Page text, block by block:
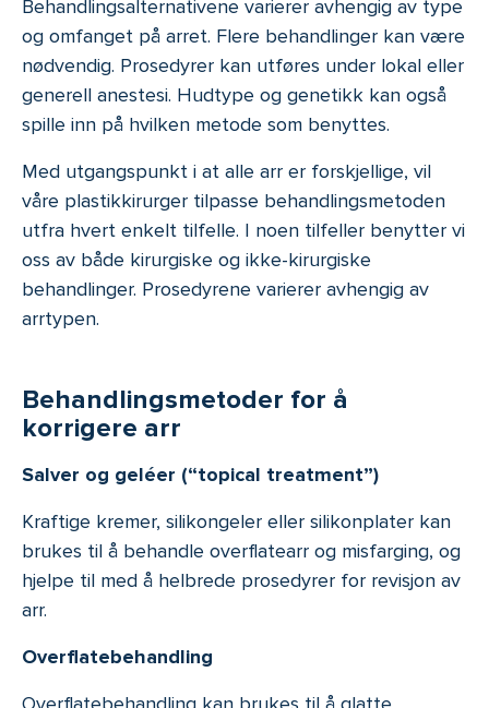
Behandlingsalternativene varierer avhengig av type
og omfanget på arret. Flere behandlinger kan være
nødvendig. Prosedyrer kan utføres under lokal eller
generell anestesi. Hudtype og genetikk kan også
spille inn på hvilken metode som benyttes.
Med utgangspunkt i at alle arr er forskjellige, vil
våre plastikkirurger tilpasse behandlingsmetoden
utfra hvert enkelt tilfelle. I noen tilfeller benytter vi
oss av både kirurgiske og ikke-kirurgiske
behandlinger. Prosedyrene varierer avhengig av
arrtypen.
Behandlingsmetoder for å
korrigere arr
Salver og geléer (“topical treatment”)
Kraftige kremer, silikongeler eller silikonplater kan
brukes til å behandle overflatearr og misfarging, og
hjelpe til med å helbrede prosedyrer for revisjon av
arr.
Overflatebehandling